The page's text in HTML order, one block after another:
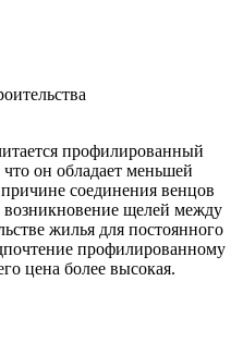
профилированный
он обладает меньшей
соединения венцов
щелей между
жилья для постоянного
профилированному
цена более высокая.